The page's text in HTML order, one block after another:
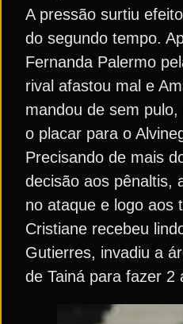
A pressão surtiu
do segundo tempo.
Fernanda Palermo
rival afastou mal e
mandou de sem
o placar para o
Precisando de mais
decisão aos pênaltis,
no ataque e logo aos
Cristiane recebeu
Gutierres, invadiu a
de Tainá para fazer 2